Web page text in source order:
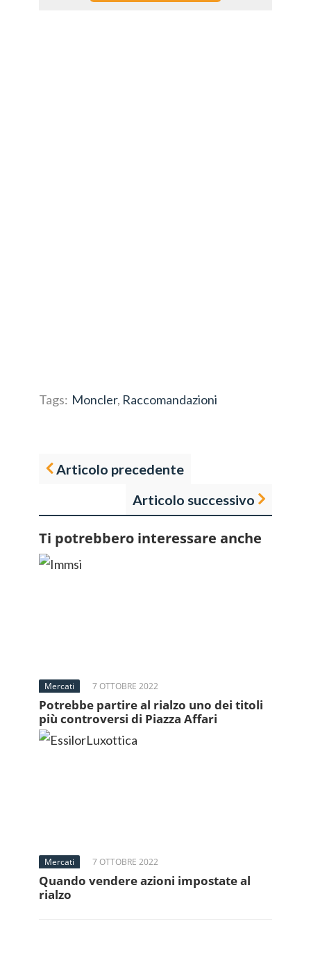
Tags: Moncler, Raccomandazioni
Articolo precedente
Articolo successivo
Ti potrebbero interessare anche
Mercati 7 OTTOBRE 2022
Potrebbe partire al rialzo uno dei titoli
più controversi di Piazza Affari
Mercati 7 OTTOBRE 2022
Quando vendere azioni impostate al
rialzo